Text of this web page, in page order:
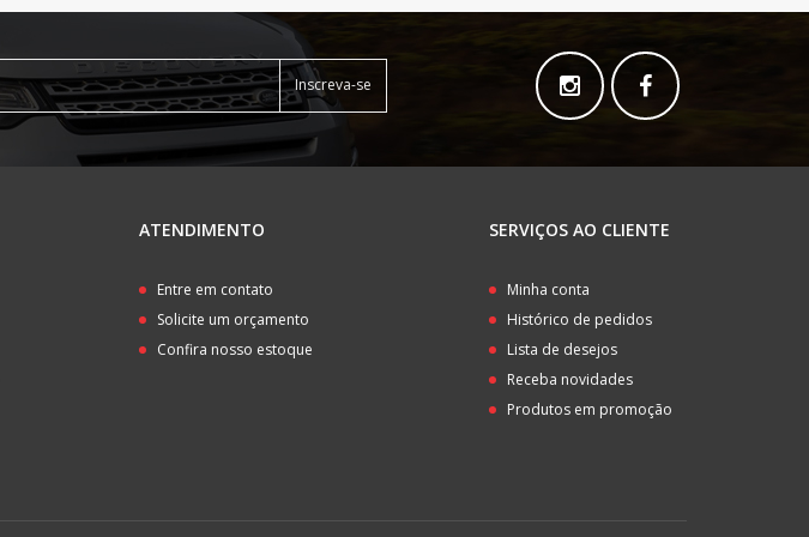
Inscreva-se
ATENDIMENTO
Entre em contato
Solicite um orçamento
Confira nosso estoque
SERVIÇOS AO CLIENTE
Minha conta
Histórico de pedidos
Lista de desejos
Receba novidades
Produtos em promoção